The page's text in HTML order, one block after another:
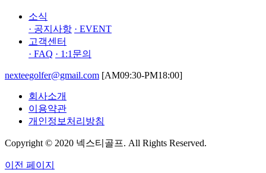
소식
· 공지사항 · EVENT
고객센터
· FAQ · 1:1문의
nexteegolfer@gmail.com [AM09:30-PM18:00]
회사소개
이용약관
개인정보처리방침
Copyright © 2020 넥스티골프. All Rights Reserved.
이전 페이지